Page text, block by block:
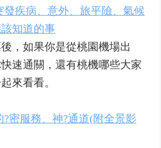
疾病、意外、旅平險、氣候
知道的事
，如果你是從桃園機場出
速通關，還有桃機哪些大家
來看看。
密服務、神?通道(附全景影